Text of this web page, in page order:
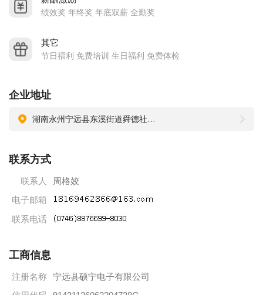
2018年吸纳贫困劳动力近100人；2019年吸纳贫困劳动力达200
人，建档立卡贫困人员78人，安置搬迁户16人；2021年吸纳各
类就业困难劳动力100多人，这些员工均经过人社局组织的劳动
职工津贴，其工资比其它员工高50-200元/月，实现了“一人就
公司注重人才培养，对员工经常开展职业技能培训，为公司发
就业。
公司发展前景广阔，注重新产品的研发及企业转型升级，通过
不断的科技创新提高产品品质、增强产品市场竞争力，完善县
区产业链，立足带动我县电子产业经济发展。硕宁电子产业园
的目标。公司现有知识产权：发明专利8项，已授权的国际专利
公司具有强烈的社会责任感：多次为公司员工家属实行人道主
绩效奖 年终奖 年底双薪 全勤奖
其它
节日福利 免费培训 生日福利 免费体检
企业地址
联系方式
联系人
周格姣
电子邮箱
联系电话
工商信息
注册名称 宁远县硕宁电子有限公司